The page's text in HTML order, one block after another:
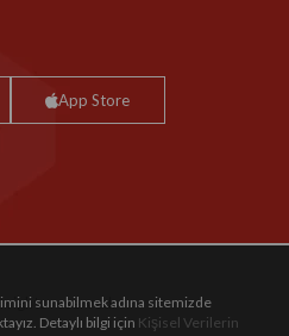
App Store
reserved.
sunabilmek adına sitemizde
Detaylı bilgi için Kişisel Verilerin